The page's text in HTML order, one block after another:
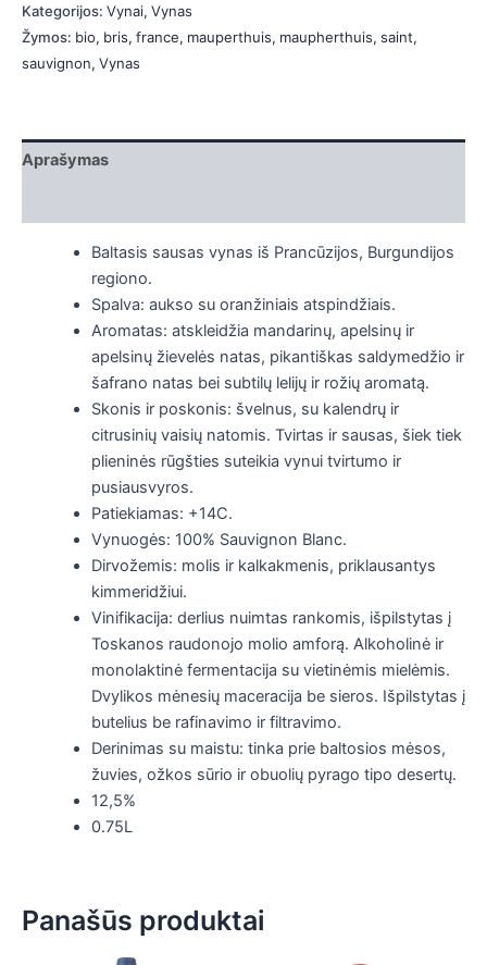
Kategorijos: Vynai, Vynas
Žymos: bio, bris, france, mauperthuis, maupherthuis, saint,
sauvignon, Vynas
Aprašymas
Baltasis sausas vynas iš Prancūzijos, Burgundijos
regiono.
Spalva: aukso su oranžiniais atspindžiais.
Aromatas: atskleidžia mandarinų, apelsinų ir
apelsinų žievelės natas, pikantiškas saldymedžio ir
šafrano natas bei subtilų lelijų ir rožių aromatą.
Skonis ir poskonis: švelnus, su kalendrų ir
citrusinių vaisių natomis. Tvirtas ir sausas, šiek tiek
plieninės rūgšties suteikia vynui tvirtumo ir
pusiausvyros.
Patiekiamas: +14C.
Vynuogės: 100% Sauvignon Blanc.
Dirvožemis: molis ir kalkakmenis, priklausantys
kimmeridžiui.
Vinifikacija: derlius nuimtas rankomis, išpilstytas į
Toskanos raudonojo molio amforą. Alkoholinė ir
monolaktinė fermentacija su vietinėmis mielėmis.
Dvylikos mėnesių maceracija be sieros. Išpilstytas į
butelius be rafinavimo ir filtravimo.
Derinimas su maistu: tinka prie baltosios mėsos,
žuvies, ožkos sūrio ir obuolių pyrago tipo desertų.
12,5%
0.75L
Panašūs produktai